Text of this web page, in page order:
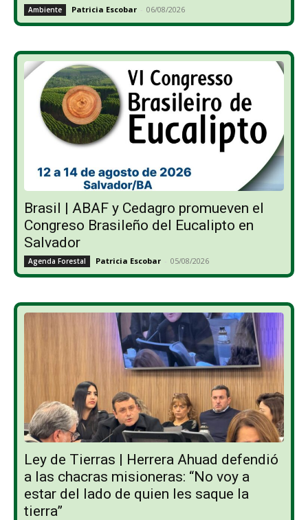
Ambiente Patricia Escobar - 06/08/2026
Brasil | ABAF y Cedagro promueven el
Congreso Brasileño del Eucalipto en
Salvador
Agenda Forestal Patricia Escobar - 05/08/2026
Ley de Tierras | Herrera Ahuad defendió
a las chacras misioneras: “No voy a
estar del lado de quien les saque la
tierra”